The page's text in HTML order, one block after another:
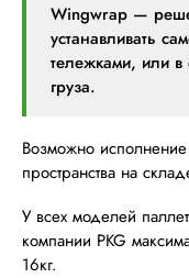
Wingwrap —
устанавливать
тележками, или в
груза.
Возможно
пространства на
У всех моделей
компании PKG
16кг.